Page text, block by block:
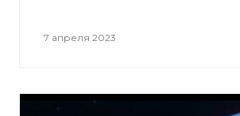
7 апреля 2023